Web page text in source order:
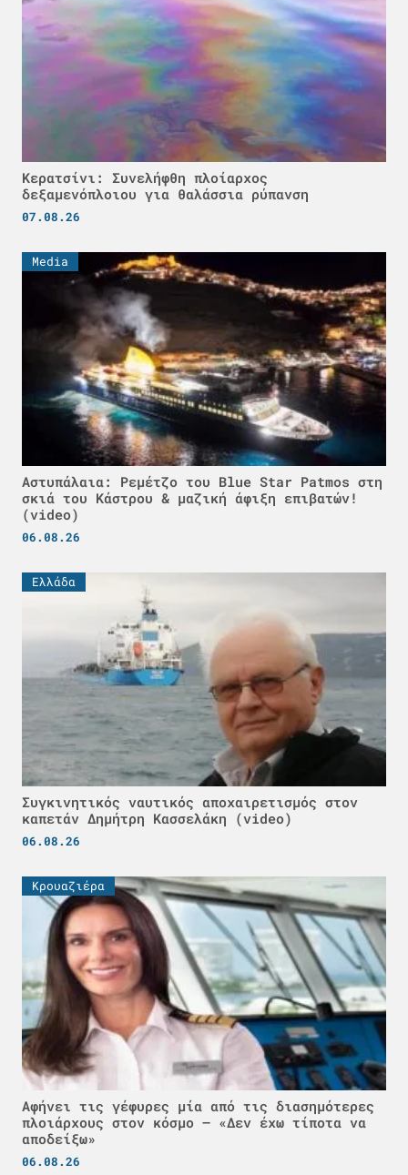
Κερατσίνι: Συνελήφθη πλοίαρχος
δεξαμενόπλοιου για θαλάσσια ρύπανση
07.08.26
Media
Αστυπάλαια: Ρεμέτζο του Blue Star Patmos στη
σκιά του Κάστρου & μαζική άφιξη επιβατών!
(video)
06.08.26
Ελλάδα
Συγκινητικός ναυτικός αποχαιρετισμός στον
καπετάν Δημήτρη Κασσελάκη (video)
06.08.26
Κρουαζιέρα
Αφήνει τις γέφυρες μία από τις διασημότερες
πλοιάρχους στον κόσμο – «Δεν έχω τίποτα να
αποδείξω»
06.08.26